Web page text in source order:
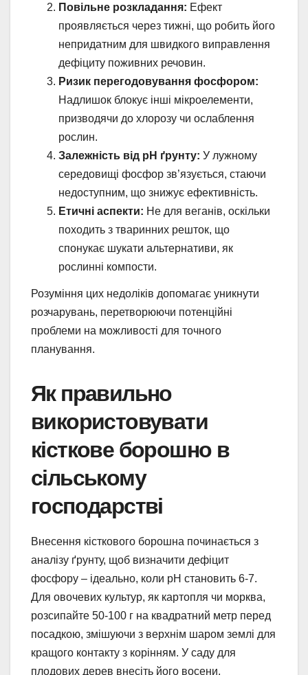
Повільне розкладання: Ефект
проявляється через тижні, що робить його
непридатним для швидкого виправлення
дефіциту поживних речовин.
Ризик перегодовування фосфором:
Надлишок блокує інші мікроелементи,
призводячи до хлорозу чи ослаблення
рослин.
Залежність від pH ґрунту: У лужному
середовищі фосфор зв’язується, стаючи
недоступним, що знижує ефективність.
Етичні аспекти: Не для веганів, оскільки
походить з тваринних решток, що
спонукає шукати альтернативи, як
рослинні компости.
Розуміння цих недоліків допомагає уникнути
розчарувань, перетворюючи потенційні
проблеми на можливості для точного
планування.
Як правильно
використовувати
кісткове борошно в
сільському
господарстві
Внесення кісткового борошна починається з
аналізу ґрунту, щоб визначити дефіцит
фосфору – ідеально, коли pH становить 6-7.
Для овочевих культур, як картопля чи морква,
розсипайте 50-100 г на квадратний метр перед
посадкою, змішуючи з верхнім шаром землі для
кращого контакту з корінням. У саду для
плодових дерев внесіть його восени,